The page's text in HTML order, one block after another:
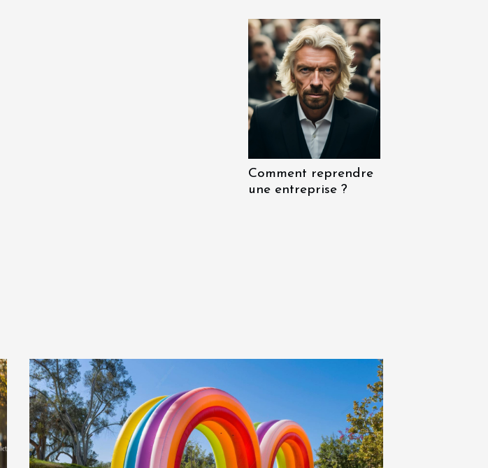
Comment reprendre
une entreprise ?